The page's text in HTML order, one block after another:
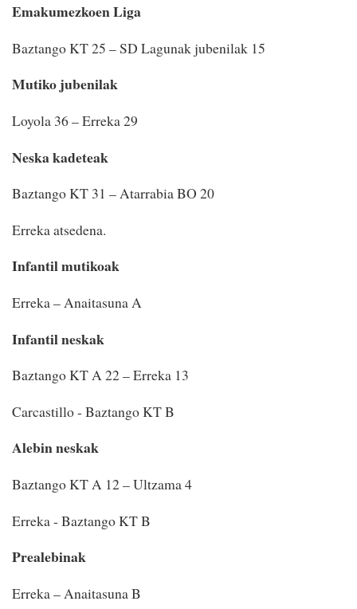
Emakumezkoen Liga
Baztango KT 25 – SD Lagunak jubenilak 15
Mutiko jubenilak
Loyola 36 – Erreka 29
Neska kadeteak
Baztango KT 31 – Atarrabia BO 20
Erreka atsedena.
Infantil mutikoak
Erreka – Anaitasuna A
Infantil neskak
Baztango KT A 22 – Erreka 13
Carcastillo - Baztango KT B
Alebin neskak
Baztango KT A 12 – Ultzama 4
Erreka - Baztango KT B
Prealebinak
Erreka – Anaitasuna B